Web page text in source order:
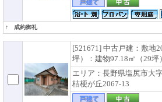
↑ 成約御礼
[521671] 中古戸建：敷地
坪）：建物97.18㎡（29坪）
エリア：長野県塩尻市大
桔梗が丘2067-13